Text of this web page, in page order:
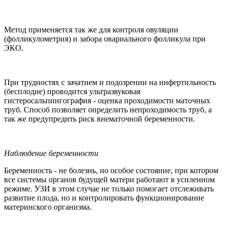
Метод применяется так же для контроля овуляции
(фолликулометрия) и забора овариального фолликула при
ЭКО.
При трудностях с зачатием и подозрении на инфертильность
(бесплодие) проводится ультразвуковая
гистеросальпингография - оценка проходимости маточных
труб. Способ позволяет определить непроходимость труб, а
так же предупредить риск внематочной беременности.
Наблюдение беременности
Беременность - не болезнь, но особое состояние, при котором
все системы органов будущей матери работают в усиленном
режиме. УЗИ в этом случае не только помогает отслеживать
развитие плода, но и контролировать функционирование
материнского организма.